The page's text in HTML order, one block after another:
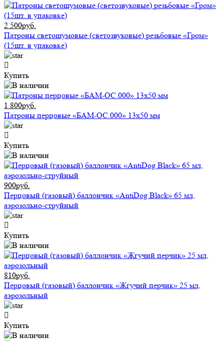
2 500руб.
Патроны светошумовые (светозвуковые) резьбовые «Гром»
(15шт. в упаковке)
Купить
1 800руб.
Патроны перцовые «БАМ-ОС.000» 13х50 мм
Купить
900руб.
Перцовый (газовый) баллончик «AntiDog Black» 65 мл,
аэрозольно-струйный
Купить
810руб.
Перцовый (газовый) баллончик «Жгучий перчик» 25 мл,
аэрозольный
Купить